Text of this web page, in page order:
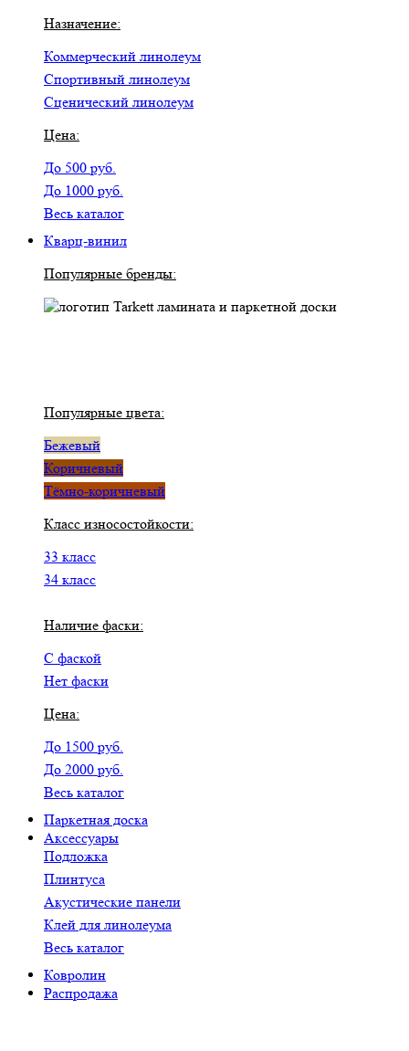
Назначение:
Коммерческий линолеум
Спортивный линолеум
Сценический линолеум
Цена:
До 500 руб.
До 1000 руб.
Весь каталог
Кварц-винил
Популярные бренды:
Популярные цвета:
Бежевый
Коричневый
Тёмно-коричневый
Класс износостойкости:
33 класс
34 класс
Наличие фаски:
С фаской
Нет фаски
Цена:
До 1500 руб.
До 2000 руб.
Весь каталог
Паркетная доска
Аксессуары
Подложка
Плинтуса
Акустические панели
Клей для линолеума
Весь каталог
Ковролин
Распродажа